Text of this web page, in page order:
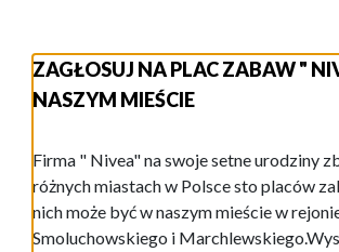
ZAGŁOSUJ NA PLAC ZABAW "
NASZYM MIEŚCIE
Firma " Nivea" na swoje setne urodziny
różnych miastach w Polsce sto placów
nich może być w naszym mieście w
Smoluchowskiego i